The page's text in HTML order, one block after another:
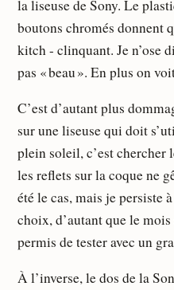
la liseuse de Sony. Le
boutons chromés donnent
kitch - clinquant. Je n’ose
pas « beau ». En plus on
C’est d’autant plus
sur une liseuse qui doit
plein soleil, c’est chercher
les reflets sur la coque ne
été le cas, mais je persiste
choix, d’autant que le mois
permis de tester avec un
À l’inverse, le dos de la